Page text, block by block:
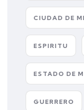
CIUDAD DE
ESPIRITU
ESTADO DE
GUERRERO